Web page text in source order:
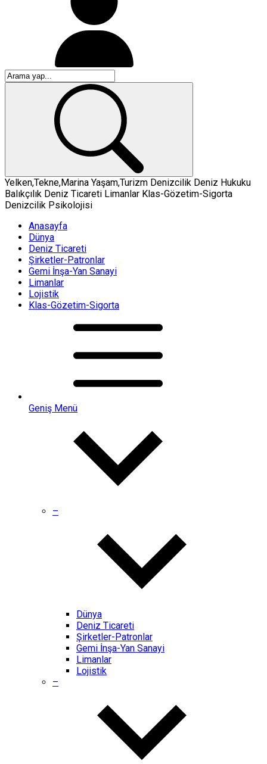
Yelken,Tekne,Marina Yaşam,Turizm Denizcilik Deniz Hukuku
Balıkçılık Deniz Ticareti Limanlar Klas-Gözetim-Sigorta
Denizcilik Psikolojisi
Anasayfa
Dünya
Deniz Ticareti
Şirketler-Patronlar
Gemi İnşa-Yan Sanayi
Limanlar
Lojistik
Klas-Gözetim-Sigorta
Geniş Menü
–
Dünya
Deniz Ticareti
Şirketler-Patronlar
Gemi İnşa-Yan Sanayi
Limanlar
Lojistik
–